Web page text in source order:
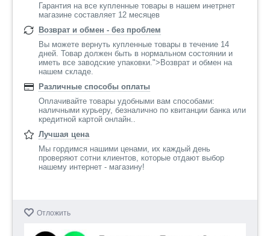
Гарантия на все купленные товары в нашем инетрнет
магазине составляет 12 месяцев
Возврат и обмен - без проблем
Вы можете вернуть купленные товары в течение 14
дней. Товар должен быть в нормальном состоянии и
иметь все заводские упаковки.">Возврат и обмен на
нашем складе.
Различные способы оплаты
Оплачивайте товары удобными вам способами:
наличными курьеру, безналично по квитанции банка или
кредитной картой онлайн..
Лучшая цена
Мы гордимся нашими ценами, их каждый день
проверяют сотни клиентов, которые отдают выбор
нашему интернет - магазину!
Отложить